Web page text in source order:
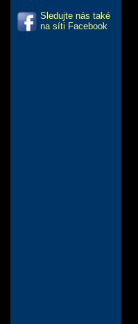
Sledujte nás také
na síti Facebook